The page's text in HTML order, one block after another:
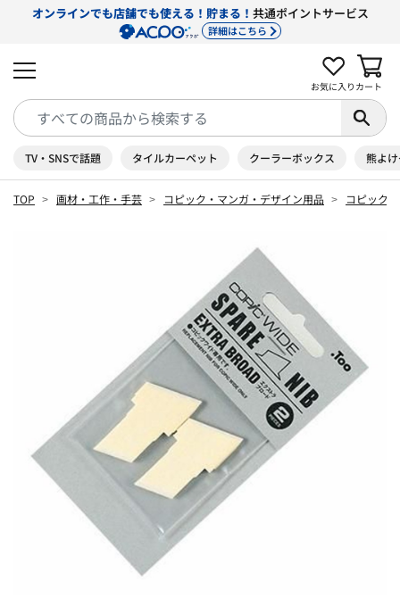
オンラインでも店舗でも使える！貯まる！ 共通ポイントサービス
詳細はこちら
お気に入り カート
TV・SNSで話題 タイルカーペット クーラーボックス 熊よ
TOP 画材・工作・手芸 コピック・マンガ・デザイン用品 コピック